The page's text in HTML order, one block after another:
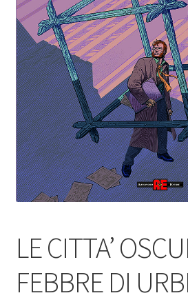
LE CITTA’
FEBBRE DI